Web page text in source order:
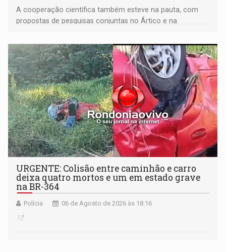
A cooperação científica também esteve na pauta, com
propostas de pesquisas conjuntas no Ártico e na
URGENTE: Colisão entre caminhão e carro
deixa quatro mortos e um em estado grave
na BR-364
Polícia 06 de Agosto de 2026 às 18:16